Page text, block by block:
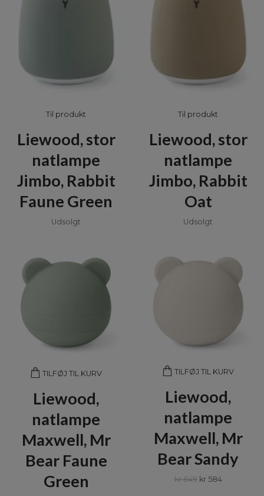
Til produkt
Liewood, stor
natlampe
Jimbo, Rabbit
Faune Green
Udsolgt
Til produkt
Liewood, stor
natlampe
Jimbo, Rabbit
Oat
Udsolgt
TILFØJ TIL KURV
Liewood,
natlampe
Maxwell, Mr
Bear Faune
Green
TILFØJ TIL KURV
Liewood,
natlampe
Maxwell, Mr
Bear Sandy
kr 649 kr 584